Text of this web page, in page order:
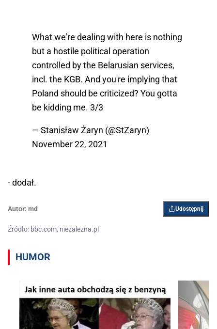
What we’re dealing with here is nothing
but a hostile political operation
controlled by the Belarusian services,
incl. the KGB. And you're implying that
Poland should be criticized? You gotta
be kidding me. 3/3
— Stanisław Żaryn (@StZaryn)
November 22, 2021
- dodał.
Autor: md Udostępnij
Źródło: bbc.com, niezalezna.pl
HUMOR